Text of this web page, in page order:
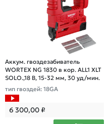
Аккум. гвоздезабиватель
WORTEX NG 1830 в кор. ALL1 XLT
SOLO.,18 В, 15-32 мм, 30 уд/мин.
тип гвоздей: 18GA
6 300,00₽